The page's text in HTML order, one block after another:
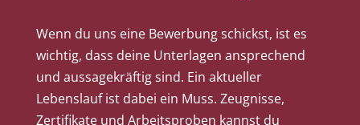
Wenn du uns eine Bewerbung schickst, ist es
wichtig, dass deine Unterlagen ansprechend
und aussagekräftig sind. Ein aktueller
Lebenslauf ist dabei ein Muss. Zeugnisse,
Zertifikate und Arbeitsproben kannst du